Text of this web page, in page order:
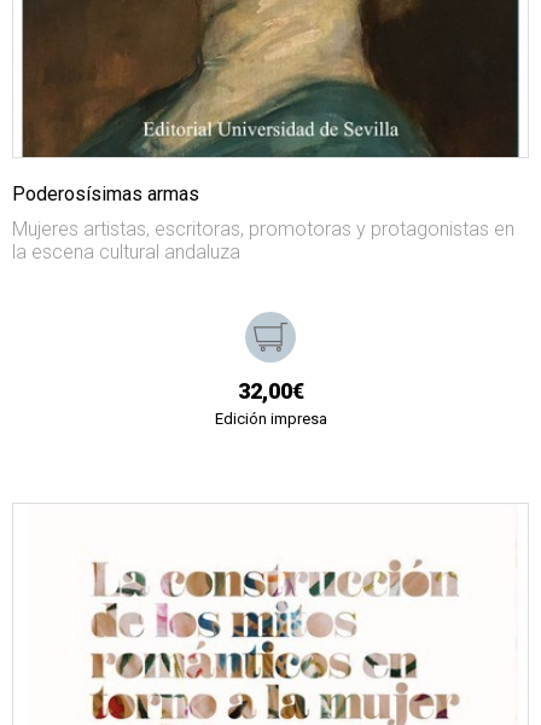
Poderosísimas armas
Mujeres artistas, escritoras, promotoras y protagonistas en
la escena cultural andaluza
32,00€
Edición impresa